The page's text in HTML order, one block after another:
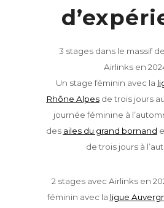
3 stages dans le massif
Airlinks en
Un stage féminin avec la
Rhône Alpesde trois jours
journée féminine à
des ailes du grand bornand
de trois jours à
2 stages avec Airlinks en
féminin avec la ligue